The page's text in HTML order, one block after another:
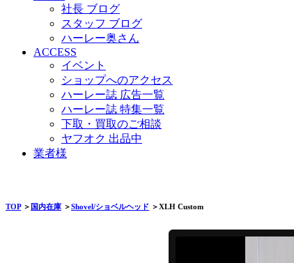
社長 ブログ
スタッフ ブログ
ハーレー奥さん
ACCESS
イベント
ショップへのアクセス
ハーレー誌 広告一覧
ハーレー誌 特集一覧
下取・買取のご相談
ヤフオク 出品中
業者様
TOP＞ 国内在庫 ＞Shovel/ショベルヘッド ＞XLH Custom